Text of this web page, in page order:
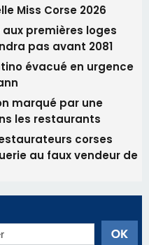
Miss Corse 2026
aux premières loges
pas avant 2081
évacué en urgence
marqué par une
les restaurants
corses
au faux vendeur de